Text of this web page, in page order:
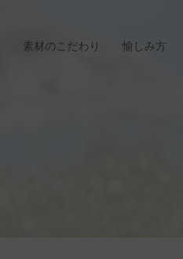
素材のこだわり 愉しみ方